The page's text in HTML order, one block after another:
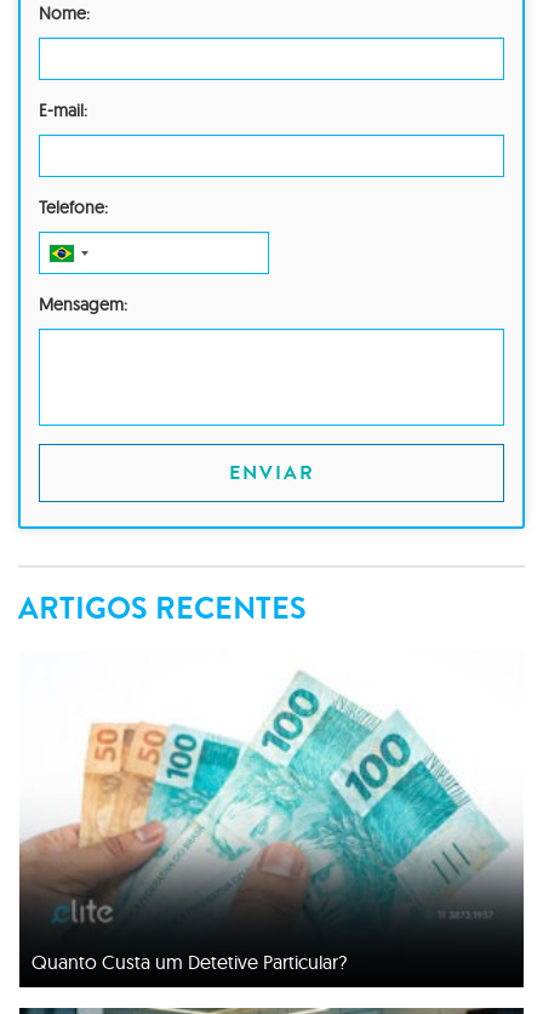
Nome:
E-mail:
Telefone:
Mensagem:
ENVIAR
ARTIGOS RECENTES
Quanto Custa um Detetive Particular?